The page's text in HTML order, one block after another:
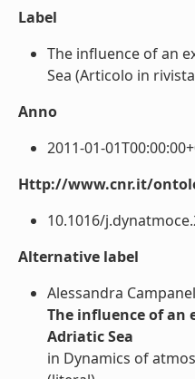
Label
The influence of an
Sea (Articolo in
Anno
2011-01-
Http://www.cnr.it/
10.1016/
Alternative label
Alessandra
The influence of an
Adriatic Sea
in Dynamics of